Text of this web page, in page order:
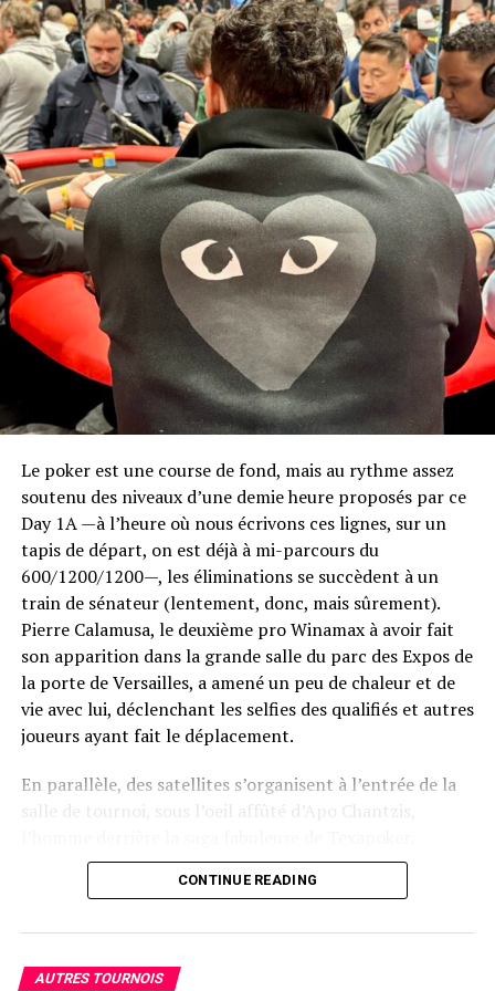
Le poker est une course de fond, mais au rythme assez
soutenu des niveaux d’une demie heure proposés par ce
Day 1A —à l’heure où nous écrivons ces lignes, sur un
tapis de départ, on est déjà à mi-parcours du
600/1200/1200—, les éliminations se succèdent à un
train de sénateur (lentement, donc, mais sûrement).
Pierre Calamusa, le deuxième pro Winamax à avoir fait
son apparition dans la grande salle du parc des Expos de
la porte de Versailles, a amené un peu de chaleur et de
vie avec lui, déclenchant les selfies des qualifiés et autres
joueurs ayant fait le déplacement.
En parallèle, des satellites s’organisent à l’entrée de la
salle de tournoi, sous l’oeil affûté d’Apo Chantzis,
devenu en quelques années le grand acteur
incontournable du poker live en France. Ses équipes
Tournament Director et autres responsables assurent
CONTINUE READING
AUTRES TOURNOIS